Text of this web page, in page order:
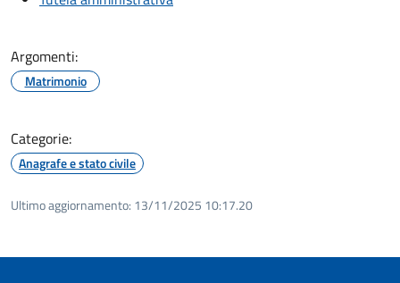
Argomenti:
Matrimonio
Categorie:
Anagrafe e stato civile
Ultimo aggiornamento: 13/11/2025 10:17.20